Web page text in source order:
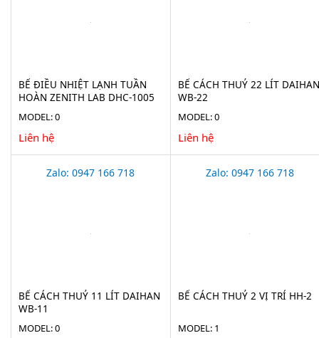
BỂ ĐIỀU NHIỆT LẠNH TUẦN
HOÀN ZENITH LAB DHC-1005
MODEL: 0
Liên hệ
BỂ CÁCH THUỶ 22 LÍT DAIHAN
WB-22
MODEL: 0
Liên hệ
Zalo: 0947 166 718
BỂ CÁCH THUỶ 11 LÍT DAIHAN
WB-11
MODEL: 0
Zalo: 0947 166 718
BỂ CÁCH THUỶ 2 VỊ TRÍ HH-2
MODEL: 1